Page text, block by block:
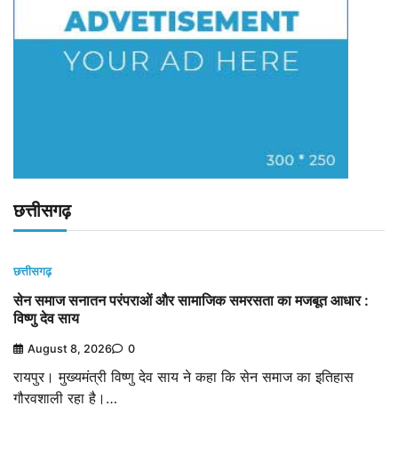
छत्तीसगढ़
छत्तीसगढ़
सेन समाज सनातन परंपराओं और सामाजिक समरसता का मजबूत आधार :
विष्णु देव साय
August 8, 2026 0
रायपुर। मुख्यमंत्री विष्णु देव साय ने कहा कि सेन समाज का इतिहास
गौरवशाली रहा है।…